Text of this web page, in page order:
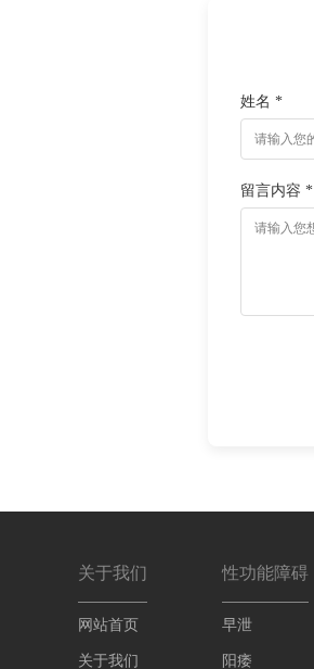
姓名 *
留言内容 *
关于我们
网站首页
关于我们
性功能障碍
早泄
阳痿